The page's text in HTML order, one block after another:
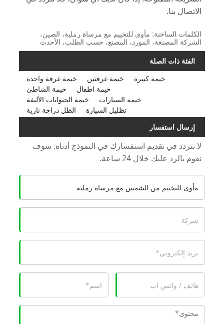
الاتصال بنا.
الكلمات الساخنة: مأوى للتخييم مع مرساة رملية، الصين،
الشركة المصنعة، المورد، المصنع، حسب الطلب، الأحدث
الفئة ذات الصلة
خيمة غرفة واحدة
خيمة غرفتين
خيمة كبيرة
خيمة الشاطئ
خيمة اطفال
خيمة الحيوانات الأليفة
خيمة السيارات
الظل دراجة نارية
تظليل السيارة
إرسال استفسار
لا تتردد في تقديم استفسارك في النموذج أدناه. سوف
نقوم بالرد عليك خلال 24 ساعة.